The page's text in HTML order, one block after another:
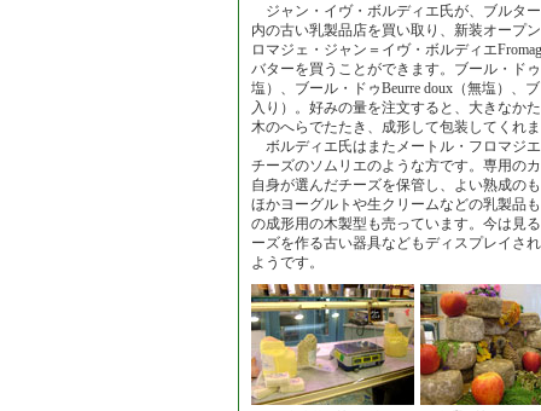
ジャン・イヴ・ボルディエ氏が、ブルタ
内の古い乳製品店を買い取り、新装オープ
ロマジェ・ジャン＝イヴ・ボルディエ
バターを買うことができます。ブール・ドゥ
塩）、ブール・ドゥBeurre doux（無塩）、
入り）。好みの量を注文すると、大きなか
木のへらでたたき、成形して包装してくれ
ボルディエ氏はまたメートル・フロマジエ
チーズのソムリエのような方です。専用の
自身が選んだチーズを保管し、よい熟成の
ほかヨーグルトや生クリームなどの乳製品
の成形用の木製型も売っています。今は見
ーズを作る古い器具などもディスプレイさ
ようです。